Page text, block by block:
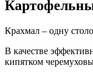
Крахмал – одну
В качестве
кипятком